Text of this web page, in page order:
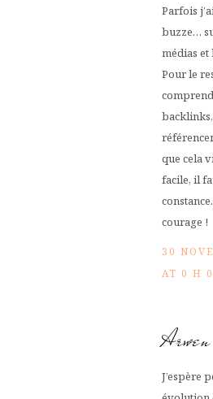
Parfois
buzze…
médias et
Pour le
backlinks,
que cela
facile, il
courage !
30
AT 0 H
Arwen
J’espère